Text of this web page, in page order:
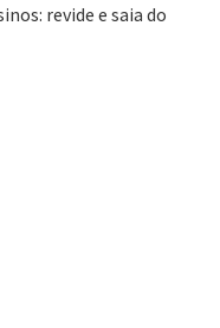
revide e saia do